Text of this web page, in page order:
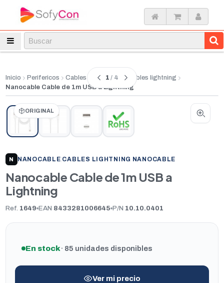
Inicio Perifericos Cables conectores
Cables lightning
Nanocable Cable de 1m USB a Lightning
ORIGINAL
1 / 4
N NANOCABLE CABLES LIGHTNING NANOCABLE
Nanocable Cable de 1m USB a
Lightning
Ref. 1649 EAN 8433281006645 P/N 10.10.0401
En stock· 85 unidades disponibles
Ver mi precio